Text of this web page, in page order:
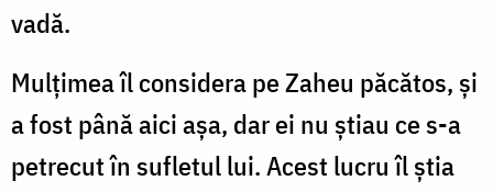
vadă.
Mulţimea îl considera pe Zaheu păcătos, şi
a fost până aici aşa, dar ei nu ştiau ce s-a
petrecut în sufletul lui. Acest lucru îl ştia